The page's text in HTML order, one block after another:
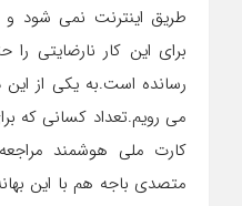
طریق اینترنت نمی شود
برای این کار نارضایتی
رسانده است.به یکی از این
می رویم.تعداد کسانی که
کارت ملی هوشمند
متصدی باجه هم با این